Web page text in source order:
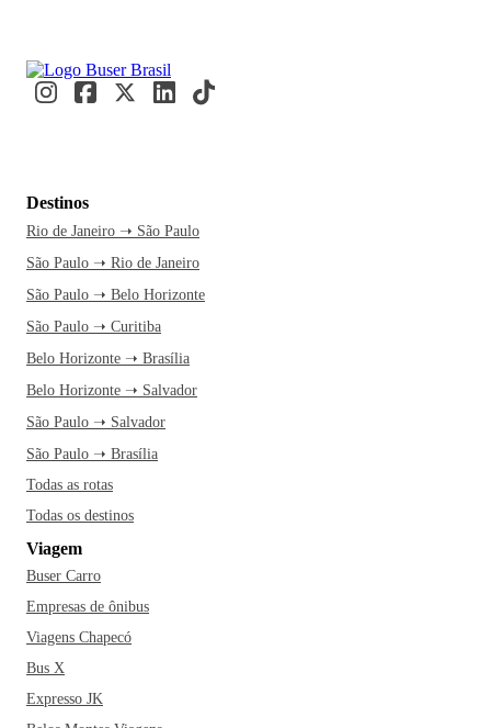
Destinos
Rio de Janeiro ➝ São Paulo
São Paulo ➝ Rio de Janeiro
São Paulo ➝ Belo Horizonte
São Paulo ➝ Curitiba
Belo Horizonte ➝ Brasília
Belo Horizonte ➝ Salvador
São Paulo ➝ Salvador
São Paulo ➝ Brasília
Todas as rotas
Todas os destinos
Viagem
Buser Carro
Empresas de ônibus
Viagens Chapecó
Bus X
Expresso JK